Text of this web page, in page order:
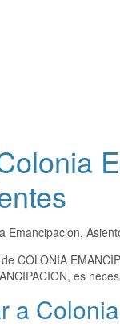
Emancipacion,
COLONIA
es
a